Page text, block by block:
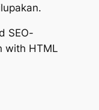
SEO-
with HTML